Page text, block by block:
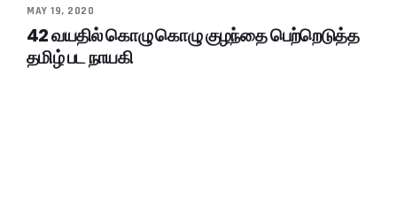
MAY 19, 2020
42 வயதில் கொழு கொழு குழந்தை பெற்றெடுத்த
தமிழ் பட நாயகி